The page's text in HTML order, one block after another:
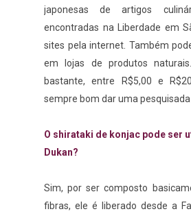
japonesas de artigos
encontradas na Liberdade em
sites pela internet. Também
em lojas de produtos
bastante, entre R$5,00 e
sempre bom dar uma pesquisada
O shirataki de konjac pode ser
Dukan?
Sim, por ser composto
fibras, ele é liberado desde a